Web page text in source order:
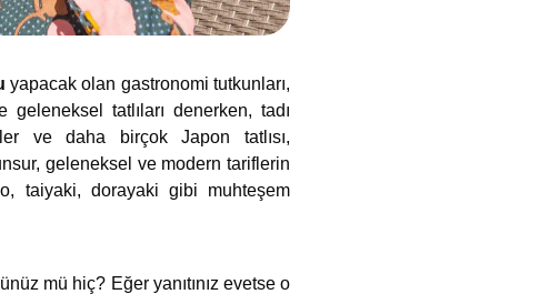
yapacak olan gastronomi tutkunları,
tatlıları denerken, tadı
ve daha birçok Japon tatlısı,
geleneksel ve modern tariflerin
taiyaki, dorayaki gibi muhteşem
mü hiç? Eğer yanıtınız evetse o